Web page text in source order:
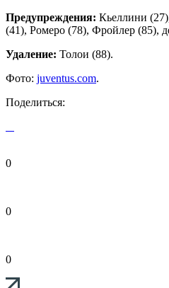
Предупреждения: Кьеллини
(41), Ромеро (78), Фройлер (85),
Удаление: Толои (88).
Фото: juventus.com.
Поделиться:
0
0
0